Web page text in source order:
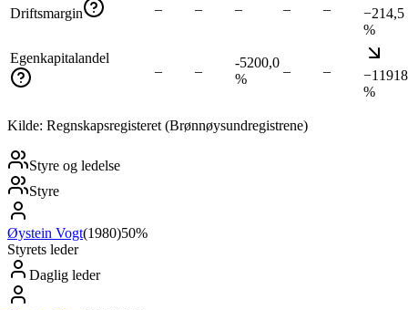
Driftsmargin – – – – –
−214,5
%
Egenkapitalandel
–
–
-5200,0
%
– –
%
Kilde: Regnskapsregisteret (Brønnøysundregistrene)
Styre og ledelse
Styre
Øystein Vogt(1980)50%
Styrets leder
Daglig leder